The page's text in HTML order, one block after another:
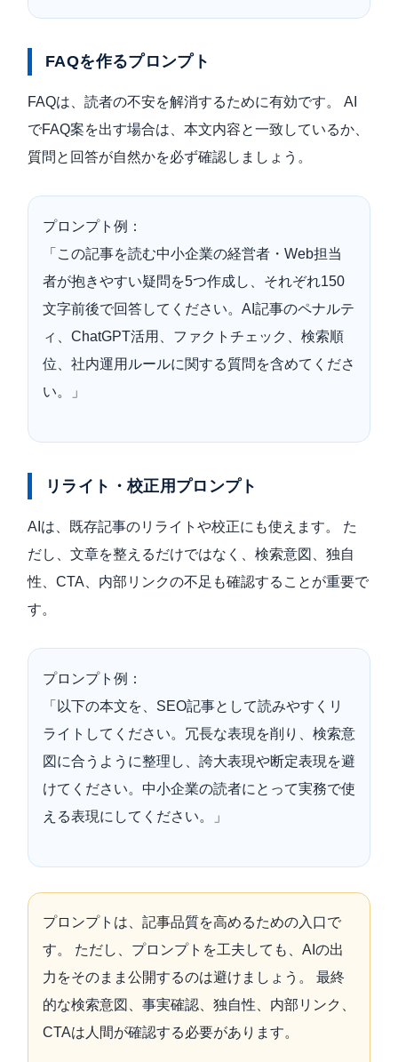
FAQを作るプロンプト
FAQは、読者の不安を解消するために有効です。 AI
でFAQ案を出す場合は、本文内容と一致しているか、
質問と回答が自然かを必ず確認しましょう。
プロンプト例：
「この記事を読む中小企業の経営者・Web担当
者が抱きやすい疑問を5つ作成し、それぞれ150
文字前後で回答してください。AI記事のペナルテ
ィ、ChatGPT活用、ファクトチェック、検索順
位、社内運用ルールに関する質問を含めてくださ
い。」
リライト・校正用プロンプト
AIは、既存記事のリライトや校正にも使えます。 た
だし、文章を整えるだけではなく、検索意図、独自
性、CTA、内部リンクの不足も確認することが重要で
す。
プロンプト例：
「以下の本文を、SEO記事として読みやすくリ
ライトしてください。冗長な表現を削り、検索意
図に合うように整理し、誇大表現や断定表現を避
けてください。中小企業の読者にとって実務で使
える表現にしてください。」
プロンプトは、記事品質を高めるための入口で
す。 ただし、プロンプトを工夫しても、AIの出
力をそのまま公開するのは避けましょう。 最終
的な検索意図、事実確認、独自性、内部リンク、
CTAは人間が確認する必要があります。